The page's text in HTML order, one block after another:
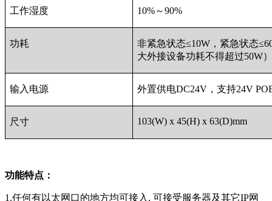
工作湿度 10%～90%
功耗
非紧急状态≤10W，紧急状态
大外接设备功耗不得超过50W）
输入电源 外置供电DC24V，支持24V
尺寸 103(W) x 45(H) x 63(D)mm
功能特点：
1.任何有以太网口的地方均可接入, 可接受服务器及其它IP网